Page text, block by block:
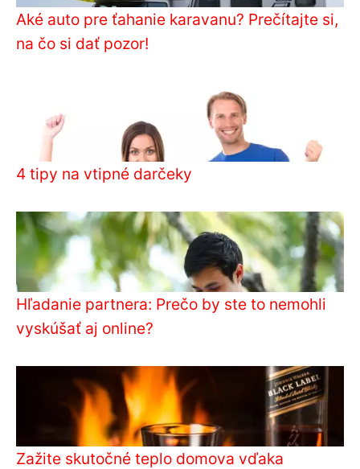
Aké auto pre ťahanie karavanu? Prečítajte si,
na čo si dať pozor!
4 tipy na vtipné darčeky
Hľadanie partnera: Prečo by ste to nemohli
vyskúšať aj online?
Zažite skutočné teplo domova vďaka